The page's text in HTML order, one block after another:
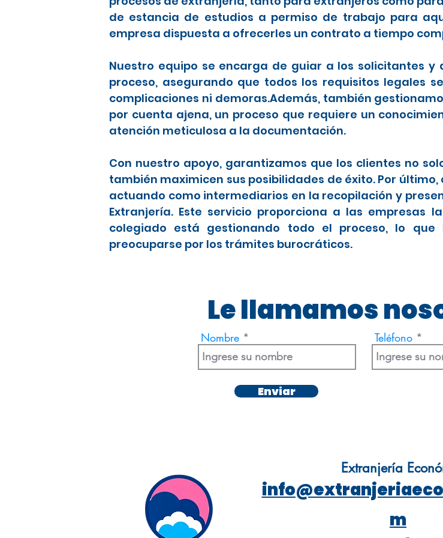
de estancia de estudios a permiso de trabajo para
empresa dispuesta a ofrecerles un contrato a tiempo
Nuestro equipo se encarga de guiar a los solicitantes
proceso, asegurando que todos los requisitos legales
complicaciones ni demoras.Además, también
por cuenta ajena, un proceso que requiere un
atención meticulosa a la documentación.
Con nuestro apoyo, garantizamos que los clientes no
también maximicen sus posibilidades de éxito. Por
actuando como intermediarios en la recopilación y
Extranjería. Este servicio proporciona a las empresas
colegiado está gestionando todo el proceso, lo
preocuparse por los trámites burocráticos.
Le llamamos
Nombre Teléfono
Enviar
Extranjería
m